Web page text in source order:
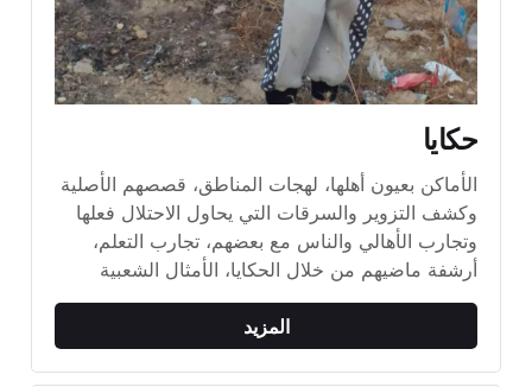
حكايا
أرشفة ماضيهم من خلال الحكايا، الأمثال الشعبية
المزيد